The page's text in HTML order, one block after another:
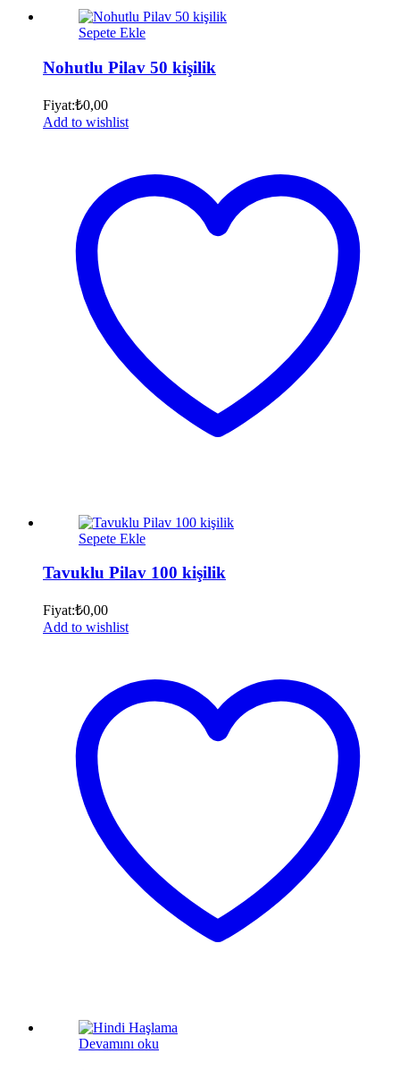
Sepete Ekle
Nohutlu Pilav 50 kişilik
Fiyat:₺0,00
Add to wishlist
Sepete Ekle
Tavuklu Pilav 100 kişilik
Fiyat:₺0,00
Add to wishlist
Devamını oku